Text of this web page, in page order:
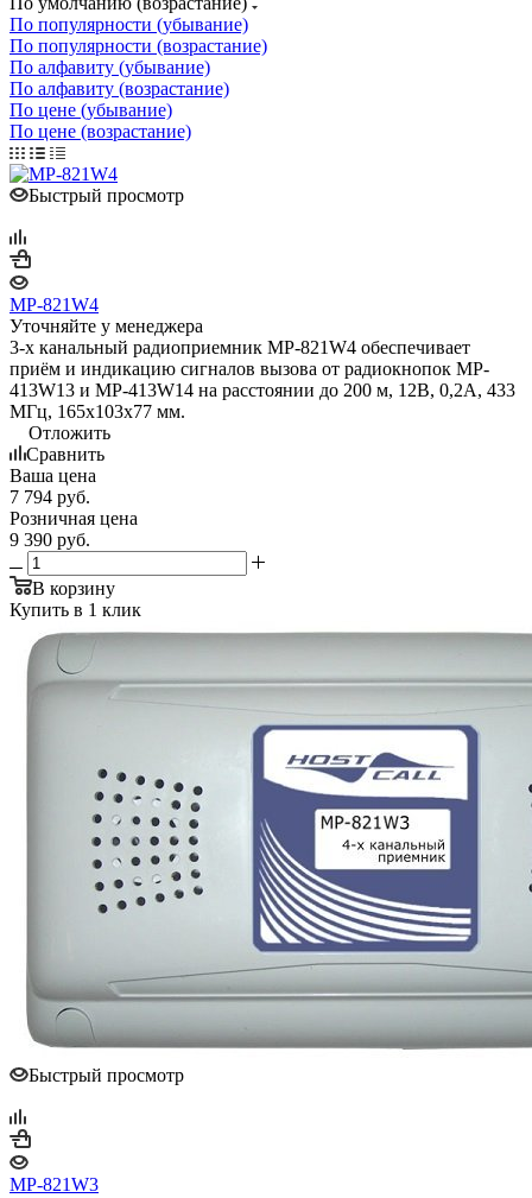
По популярности (убывание)
По популярности (возрастание)
По алфавиту (убывание)
По алфавиту (возрастание)
По цене (убывание)
По цене (возрастание)
Быстрый просмотр
MP-821W4
Уточняйте у менеджера
3-х канальный радиоприемник MP-821W4 обеспечивает
приём и индикацию сигналов вызова от радиокнопок MP-
413W13 и MP-413W14 на расстоянии до 200 м, 12В, 0,2А, 433
МГц, 165х103х77 мм.
Отложить
Сравнить
Ваша цена
7 794 руб.
Розничная цена
9 390 руб.
В корзину
Купить в 1 клик
Быстрый просмотр
MP-821W3